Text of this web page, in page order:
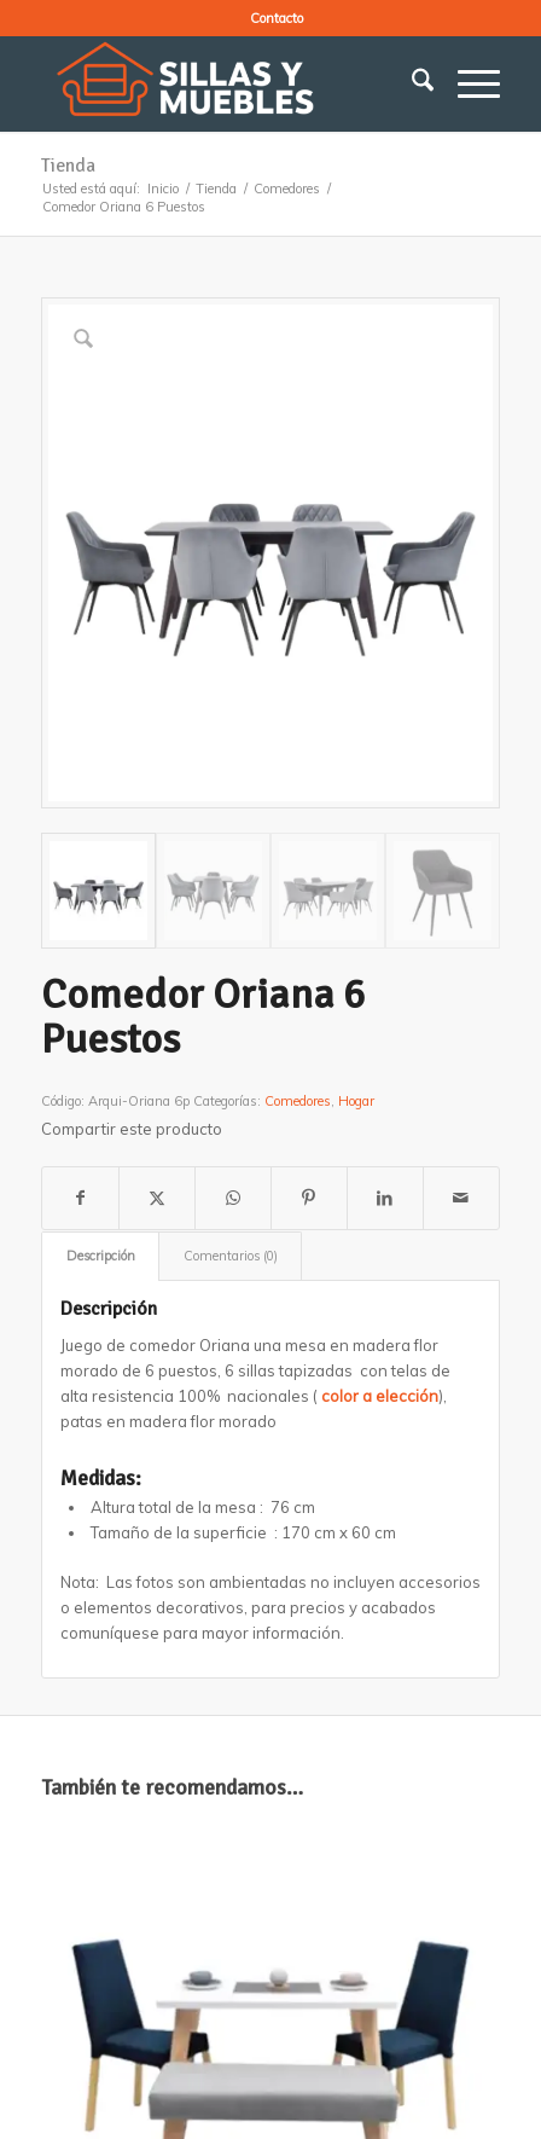
Contacto
Tienda
Usted está aquí: Inicio / Tienda / Comedores /
Comedor Oriana 6 Puestos
Comedor Oriana 6
Puestos
Código: Arqui-Oriana 6p Categorías: Comedores Hogar
Compartir este producto
Descripción Comentarios (0)
Descripción
Juego de comedor Oriana una mesa en madera flor
morado de 6 puestos, 6 sillas tapizadas con telas de
alta resistencia 100% nacionales ( color a elección),
patas en madera flor morado
Medidas:
Altura total de la mesa : 76 cm
Tamaño de la superficie : 170 cm x 60 cm
Nota: Las fotos son ambientadas no incluyen accesorios
o elementos decorativos, para precios y acabados
comuníquese para mayor información.
También te recomendamos…